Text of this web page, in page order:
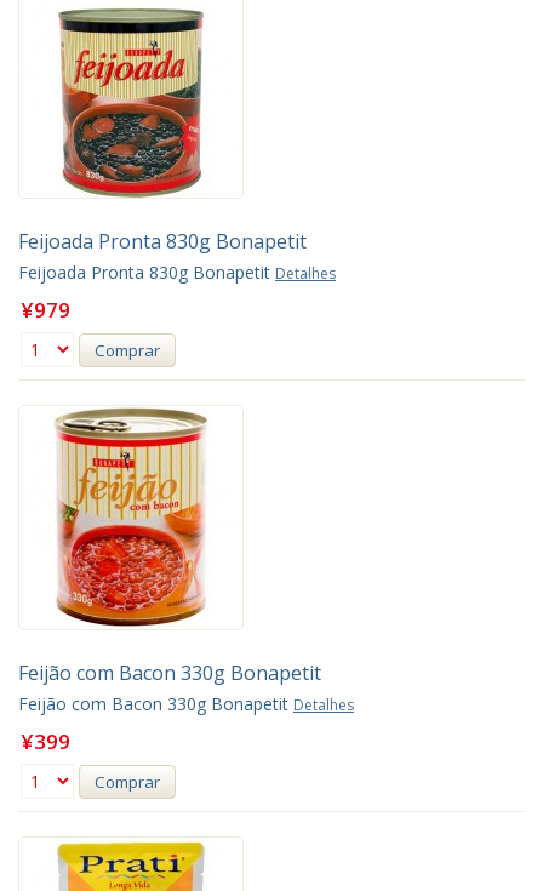
Feijoada Pronta 830g Bonapetit
Feijoada Pronta 830g Bonapetit Detalhes
¥979
Comprar
Feijão com Bacon 330g Bonapetit
Feijão com Bacon 330g Bonapetit Detalhes
¥399
Comprar